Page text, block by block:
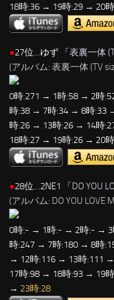
18時:36 → 19時:29 → 20
●27位…ゆず 「 表裏一体
(アルバム: 表裏一体 (TV
0時:271 → 1時:58 → 2時
時:38 → 7時:34 → 8時:33
時:26 → 13時:26 → 14時
18時:27 → 19時:26 → 20
●28位…2NE1 「DO YOU
(アルバム: DO YOU LOVE
0時:- → 1時:- → 2時:- → 3
時:247 → 7時:180 → 8時
→ 12時:116 → 13時:111
17時:98 → 18時:93 → 19
→ 23時:28